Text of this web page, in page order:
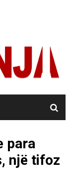
para
një tifoz